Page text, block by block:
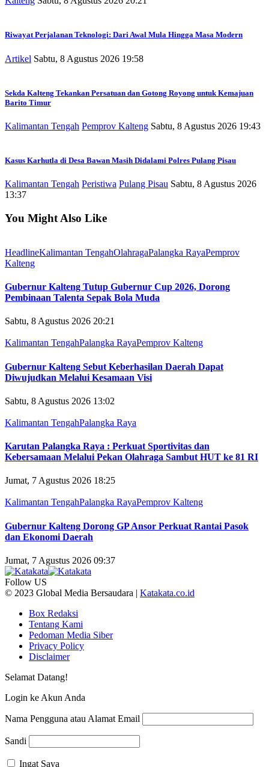
Riwayat Perjalanan Teknologi: Dari Awal Mula Hingga Masa Modern
Artikel Sabtu, 8 Agustus 2026 19:58
Sekda Kalteng Tekankan Persatuan dan Gotong Royong untuk Kemajuan
Barito Timur
Kalimantan Tengah Pemprov Kalteng Sabtu, 8 Agustus 2026 19:43
Kasus Karhutla di Desa Bawan Masih Didalami Polres Pulang Pisau
Kalimantan Tengah Peristiwa Pulang Pisau Sabtu, 8 Agustus 2026
13:37
You Might Also Like
HeadlineKalimantan TengahOlahragaPalangka RayaPemprov
Kalteng
Gubernur Kalteng Tutup Gubernur Cup 2026, Dorong
Pembinaan Talenta Sepak Bola Muda
Sabtu, 8 Agustus 2026 20:21
Kalimantan TengahPalangka RayaPemprov Kalteng
Gubernur Kalteng Sebut Keberhasilan Daerah Dapat
Diwujudkan Melalui Kesamaan Visi
Sabtu, 8 Agustus 2026 13:02
Kalimantan TengahPalangka Raya
Karutan Palangka Raya : Perkuat Sportivitas dan
Kebersamaan Melalui Pekan Olahraga Sambut HUT ke 81 RI
Jumat, 7 Agustus 2026 18:25
Kalimantan TengahPalangka RayaPemprov Kalteng
Gubernur Kalteng Dorong GP Ansor Perkuat Rantai Pasok
dan Ekonomi Daerah
Jumat, 7 Agustus 2026 09:37
Follow US
© 2023 Global Media Bersaudara | Katakata.co.id
Box Redaksi
Tentang Kami
Pedoman Media Siber
Privacy Policy
Disclaimer
Selamat Datang!
Login ke Akun Anda
Nama Pengguna atau Alamat Email
Sandi
Ingat Saya